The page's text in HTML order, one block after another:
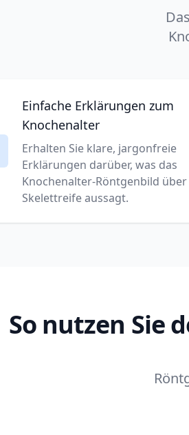
Einfache Erklärungen zum
Knochenalter
Erhalten Sie klare, jargonfreie
Erklärungen darüber, was das
Knochenalter-Röntgenbild
Skelettreife aussagt.
So nutzen Sie